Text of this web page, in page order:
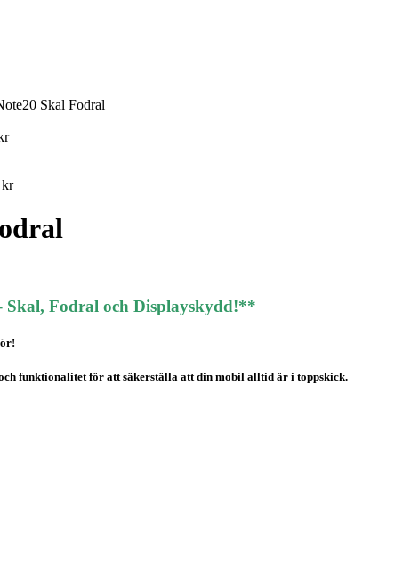
Skal Fodral
Prisintervall:
169,00 kr
krPrisintervall:
till
169,00 kr
Fodral och Displayskydd!**
funktionalitet för att säkerställa att din mobil alltid är i toppskick.